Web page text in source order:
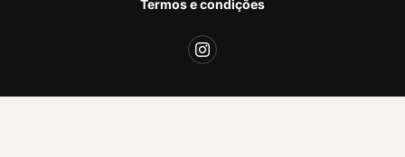
Termos e condições